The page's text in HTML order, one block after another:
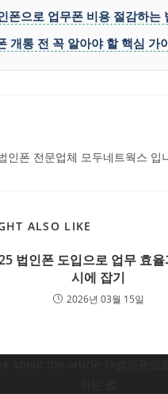
폰으로 업무폰 비용 절감하는
개통 전 꼭 알아야 할 핵심 가
인폰 전문업체 모두네트웍스 입
ALSO LIKE
법인폰 도입으로 업무 효
시에 잡기
2026년 03월 15일